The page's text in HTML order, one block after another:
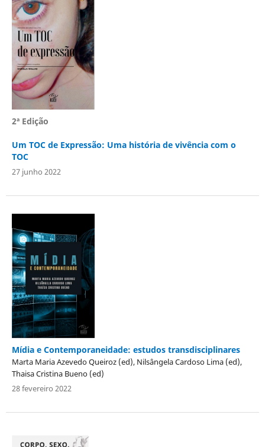
2ª Edição
Um TOC de Expressão: Uma história de vivência com o
TOC
27 junho 2022
Mídia e Contemporaneidade: estudos transdisciplinares
Marta Maria Azevedo Queiroz (ed), Nilsângela Cardoso Lima (ed),
Thaisa Cristina Bueno (ed)
28 fevereiro 2022